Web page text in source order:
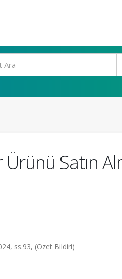
Ürünü Satın
ss.93, (Özet Bildiri)